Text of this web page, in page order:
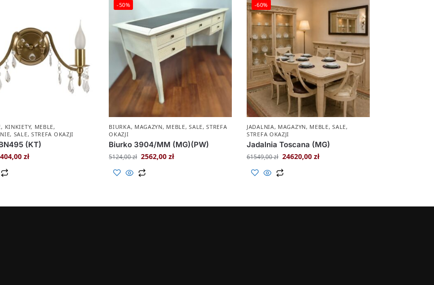
, KINKIETY, MEBLE,
, SALE, STREFA OKAZJI
(KT)
404,00 zł
-50%
BIURKA, MAGAZYN, MEBLE,SALE,STREFA
OKAZJI
Biurko 3904/MM (MG)(PW)
5124,00zł 2562,00zł
-60%
JADALNIA, MAGAZYN, MEBLE,SALE,
STREFA OKAZJI
Jadalnia Toscana (MG)
61549,00zł 24620,00zł